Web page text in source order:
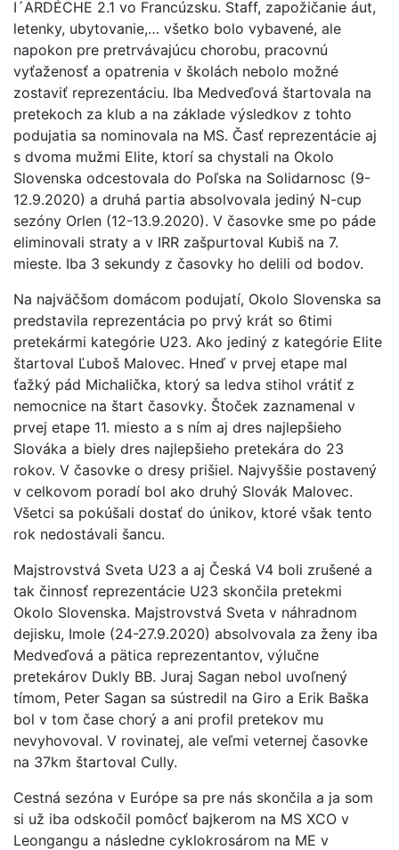
I´ARDÉCHE 2.1 vo Francúzsku. Staff, zapožičanie áut,
letenky, ubytovanie,… všetko bolo vybavené, ale
napokon pre pretrvávajúcu chorobu, pracovnú
vyťaženosť a opatrenia v školách nebolo možné
zostaviť reprezentáciu. Iba Medveďová štartovala na
pretekoch za klub a na základe výsledkov z tohto
podujatia sa nominovala na MS. Časť reprezentácie aj
s dvoma mužmi Elite, ktorí sa chystali na Okolo
Slovenska odcestovala do Poľska na Solidarnosc (9-
12.9.2020) a druhá partia absolvovala jediný N-cup
sezóny Orlen (12-13.9.2020). V časovke sme po páde
eliminovali straty a v IRR zašpurtoval Kubiš na 7.
mieste. Iba 3 sekundy z časovky ho delili od bodov.
Na najväčšom domácom podujatí, Okolo Slovenska sa
predstavila reprezentácia po prvý krát so 6timi
pretekármi kategórie U23. Ako jediný z kategórie Elite
štartoval Ľuboš Malovec. Hneď v prvej etape mal
ťažký pád Michalička, ktorý sa ledva stihol vrátiť z
nemocnice na štart časovky. Štoček zaznamenal v
prvej etape 11. miesto a s ním aj dres najlepšieho
Slováka a biely dres najlepšieho pretekára do 23
rokov. V časovke o dresy prišiel. Najvyššie postavený
v celkovom poradí bol ako druhý Slovák Malovec.
Všetci sa pokúšali dostať do únikov, ktoré však tento
rok nedostávali šancu.
Majstrovstvá Sveta U23 a aj Česká V4 boli zrušené a
tak činnosť reprezentácie U23 skončila pretekmi
Okolo Slovenska. Majstrovstvá Sveta v náhradnom
dejisku, Imole (24-27.9.2020) absolvovala za ženy iba
Medveďová a pätica reprezentantov, výlučne
pretekárov Dukly BB. Juraj Sagan nebol uvoľnený
tímom, Peter Sagan sa sústredil na Giro a Erik Baška
bol v tom čase chorý a ani profil pretekov mu
nevyhovoval. V rovinatej, ale veľmi veternej časovke
na 37km štartoval Cully.
Cestná sezóna v Európe sa pre nás skončila a ja som
si už iba odskočil pomôcť bajkerom na MS XCO v
Leongangu a následne cyklokrosárom na ME v